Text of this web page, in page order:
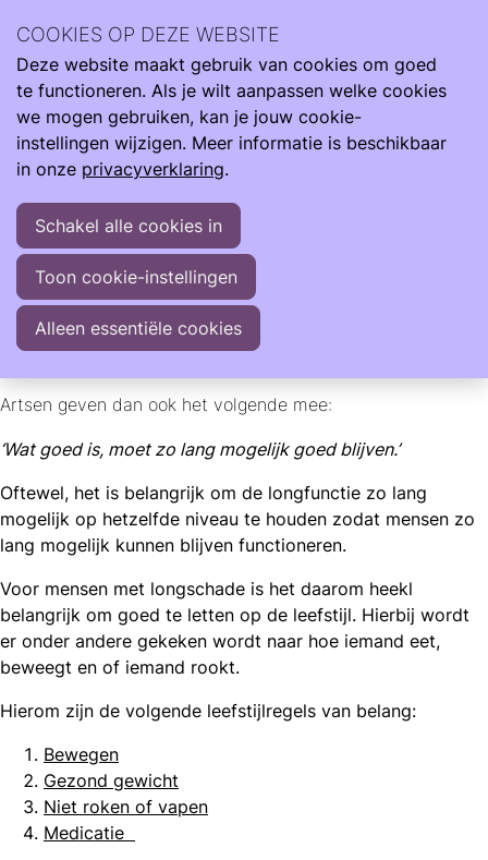
Zoeken
Next Generation Behandeling en leefstijl
Behandeling en leefstijl
Bij longschade door vroeggeboorte zijn het vaak relatief
jong volwassenen die de diagnose krijgen. Vaak wil deze
groep nog zoveel mogelijk kunnen en een goede kwaliteit
van leven hebben.
Het is echter nog niet bekend wat het exacte beloop is
van de longschade. In een normale situatie neemt de
functie van de longen iets af naarmate mensen ouder
worden. In het geval van longschade door vroeggeboorte
is het nog niet bekend of dit bijvoorbeeld op dezelfde
Artsen geven dan ook het volgende mee:
‘Wat goed is, moet zo lang mogelijk goed blijven.’
Oftewel, het is belangrijk om de longfunctie zo lang
mogelijk op hetzelfde niveau te houden zodat mensen zo
lang mogelijk kunnen blijven functioneren.
Voor mensen met longschade is het daarom heekl
belangrijk om goed te letten op de leefstijl. Hierbij wordt
er onder andere gekeken wordt naar hoe iemand eet,
beweegt en of iemand rookt.
Hierom zijn de volgende leefstijlregels van belang:
Bewegen
Gezond gewicht
Niet roken of vapen
Medicatie
COOKIES OP DEZE WEBSITE
Deze website maakt gebruik van cookies om goed
te functioneren. Als je wilt aanpassen welke cookies
we mogen gebruiken, kan je jouw cookie-
instellingen wijzigen. Meer informatie is beschikbaar
in onze privacyverklaring.
Schakel alle cookies in
Toon cookie-instellingen
Alleen essentiële cookies